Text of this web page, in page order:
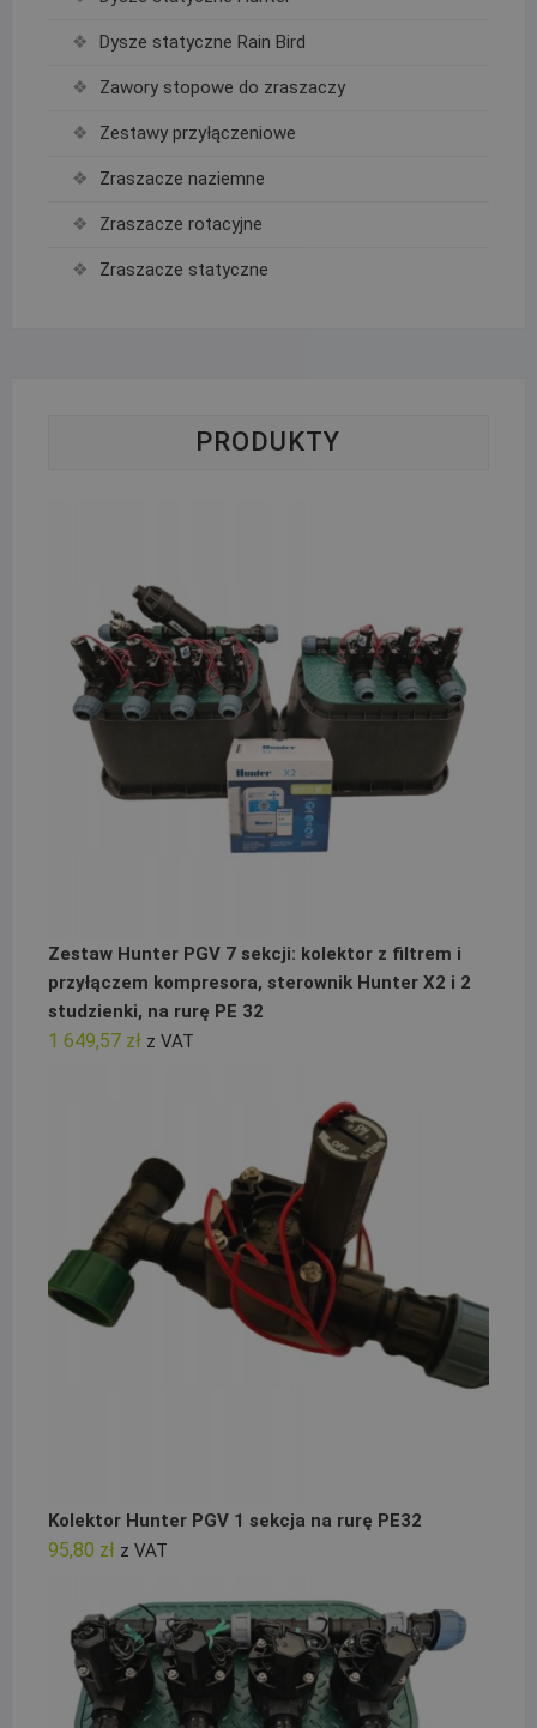
Dysze statyczne Rain Bird
Zawory stopowe do zraszaczy
Zestawy przyłączeniowe
Zraszacze naziemne
Zraszacze rotacyjne
Zraszacze statyczne
PRODUKTY
Zestaw Hunter PGV 7 sekcji: kolektor z filtrem i
przyłączem kompresora, sterownik Hunter X2 i 2
studzienki, na rurę PE 32
1 649,57 zł z VAT
Kolektor Hunter PGV 1 sekcja na rurę PE32
95,80 zł z VAT